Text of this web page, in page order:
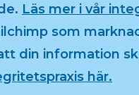
Läs mer i vår
som
din information
här.